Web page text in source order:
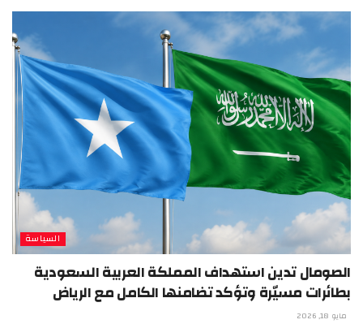
السياسة
الصومال تدين استهداف المملكة العربية السعودية
بطائرات مسيّرة وتؤكد تضامنها الكامل مع الرياض
مايو 18, 2026